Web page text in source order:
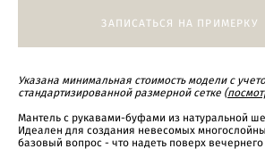
ЗАПИСАТЬСЯ НА ПРИМЕРКУ
Указана минимальная стоимость модели с
стандартизированной размерной сетке (
Мантель с рукавами-буфами из натуральной
Идеален для создания невесомых
базовый вопрос - что надеть поверх вечернего